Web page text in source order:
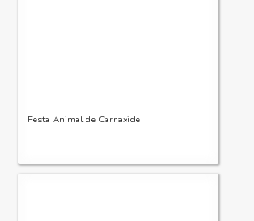
Festa Animal de Carnaxide